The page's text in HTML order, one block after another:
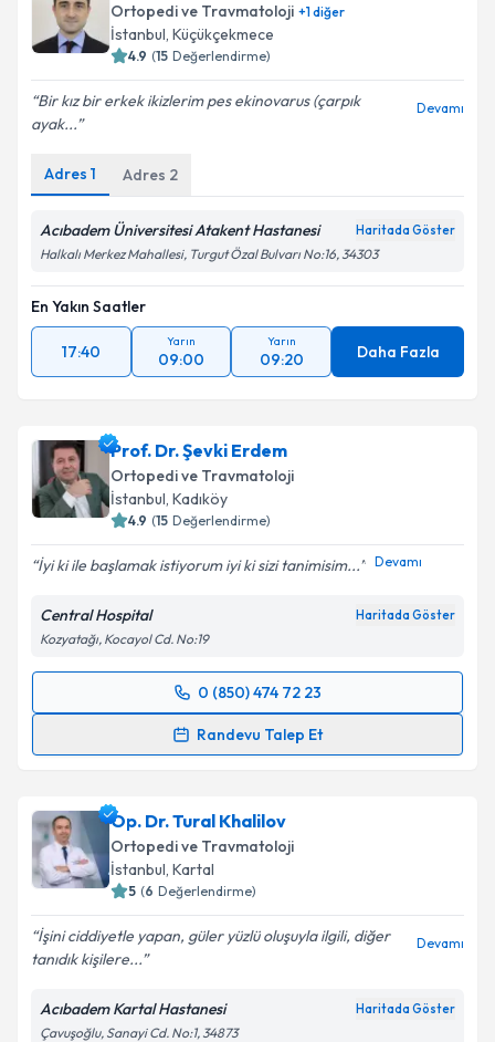
E-posta Adresiniz
kapsamda işlenmesini kabul ediyorum.
Takvim Talebini Gönder
Ortopedi ve Travmatoloji +1diğer
İstanbul, Küçükçekmece
4.9 (15 Değerlendirme)
Bir kız bir erkek ikizlerim pes ekinovarus (çarpık
ayak...
Devamı
Adres 1 Adres 2
Acıbadem Üniversitesi Atakent Hastanesi Haritada Göster
Halkalı Merkez Mahallesi, Turgut Özal Bulvarı No:16, 34303
En Yakın Saatler
17:40
Yarın
09:00
Yarın
09:20 Daha Fazla
Prof. Dr. Şevki Erdem
Ortopedi ve Travmatoloji
İstanbul, Kadıköy
4.9 (15 Değerlendirme)
İyi ki ile başlamak istiyorum iyi ki sizi tanimisim... Devamı
Central Hospital Haritada Göster
Kozyatağı, Kocayol Cd. No:19
0 (850) 474 72 23
Randevu Talep Et
Randevu Takvimi Talebi
takvim hazırlandığında e-posta ile bilgilendireceğiz.
E-posta Adresiniz
kapsamda işlenmesini kabul ediyorum.
Op. Dr. Tural Khalilov
Ortopedi ve Travmatoloji
İstanbul, Kartal
5 (6 Değerlendirme)
İşini ciddiyetle yapan, güler yüzlü oluşuyla ilgili, diğer
tanıdık kişilere...
Devamı
Acıbadem Kartal Hastanesi Haritada Göster
Çavuşoğlu, Sanayi Cd. No:1, 34873